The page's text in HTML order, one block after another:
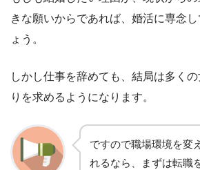
きな願いからであれば、婚活に専念
ょう。
しかし仕事を辞めても、結局は多く
りを求めるようになります。
ですので職場環境を変
れるなら、まずは転職